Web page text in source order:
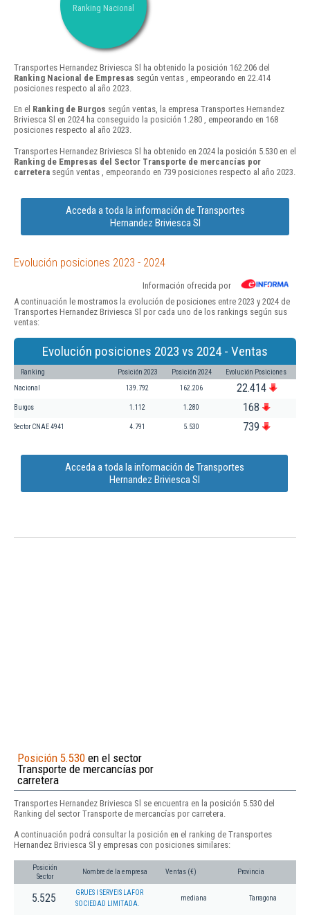
Ranking Nacional
Transportes Hernandez Briviesca Sl ha obtenido la posición 162.206 del
Ranking Nacional de Empresas según ventas , empeorando en 22.414
posiciones respecto al año 2023.
En el Ranking de Burgos según ventas, la empresa Transportes Hernandez
Briviesca Sl en 2024 ha conseguido la posición 1.280 , empeorando en 168
posiciones respecto al año 2023.
Transportes Hernandez Briviesca Sl ha obtenido en 2024 la posición 5.530 en el
Ranking de Empresas del Sector Transporte de mercancías por
carretera según ventas , empeorando en 739 posiciones respecto al año 2023.
Acceda a toda la información de Transportes
Hernandez Briviesca Sl
Evolución posiciones 2023 - 2024
Información ofrecida por
A continuación le mostramos la evolución de posiciones entre 2023 y 2024 de
Transportes Hernandez Briviesca Sl por cada uno de los rankings según sus
ventas:
Evolución posiciones 2023 vs 2024 - Ventas
Ranking Posición 2023 Posición 2024 Evolución Posiciones
Nacional 139.792 162.206 22.414
Burgos 1.112 1.280 168
Sector CNAE 4941 4.791 5.530 739
Acceda a toda la información de Transportes
Hernandez Briviesca Sl
Posición 5.530 en el sector
Transporte de mercancías por
carretera
Transportes Hernandez Briviesca Sl se encuentra en la posición 5.530 del
Ranking del sector Transporte de mercancías por carretera.
A continuación podrá consultar la posición en el ranking de Transportes
Hernandez Briviesca Sl y empresas con posiciones similares:
Posición
Sector
Nombre de la empresa Ventas (€) Provincia
5.525
GRUES I SERVEIS LAFOR
SOCIEDAD LIMITADA.
mediana Tarragona